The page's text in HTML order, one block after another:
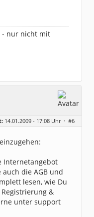
- nur nicht mit
14.01.2009 - 17:08 Uhr · #6
Internetangebot
die AGB und
lesen, wie Du
&
unter support